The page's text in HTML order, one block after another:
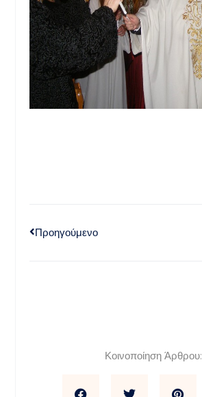
Προηγούμενο
Κοινοποίηση Άρθρου: